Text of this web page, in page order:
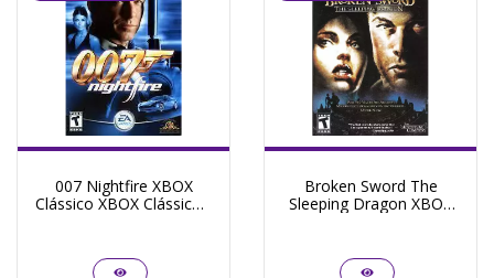
007 Nightfire XBOX
Clássico XBOX Clássico -
Broken Sword The
Sleeping Dragon XBOX